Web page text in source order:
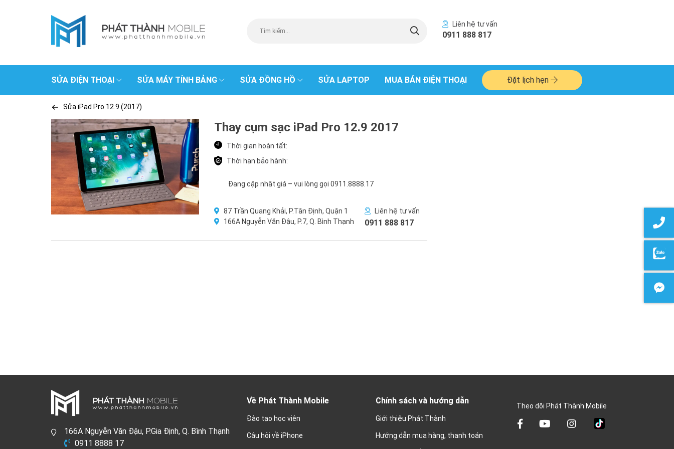
Liên hệ tư vấn
0911 888 817
SỬA ĐIỆN THOẠI SỬA MÁY TÍNH BẢNG SỬA ĐỒNG HỒ SỬA LAPTOP MUA BÁN ĐIỆN THOẠI Đặt lịch hẹn
Sửa iPad Pro 12.9 (2017)
Thay cụm sạc iPad Pro 12.9 2017
Thời gian hoàn tất:
Thời hạn bảo hành:
Đang cập nhật giá – vui lòng gọi 0911.8888.17
87 Trần Quang Khải, P.Tân Định, Quận 1
166A Nguyễn Văn Đậu, P.7, Q. Bình Thạnh
Liên hệ tư vấn
0911 888 817
166A Nguyễn Văn Đậu, P.Gia Định, Q. Bình Thạnh
0911 8888 17
Về Phát Thành Mobile
Đào tạo học viên
Câu hỏi về iPhone
Chính sách và hướng dẫn
Giới thiệu Phát Thành
Hướng dẫn mua hàng, thanh toán
Theo dõi Phát Thành Mobile